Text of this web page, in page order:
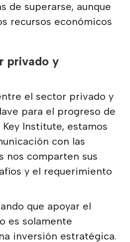
de superarse, aunque
recursos económicos
privado y
el sector privado y
para el progreso de
Institute, estamos
con las
nos comparten sus
y el requerimiento
que apoyar el
es solamente
inversión estratégica.